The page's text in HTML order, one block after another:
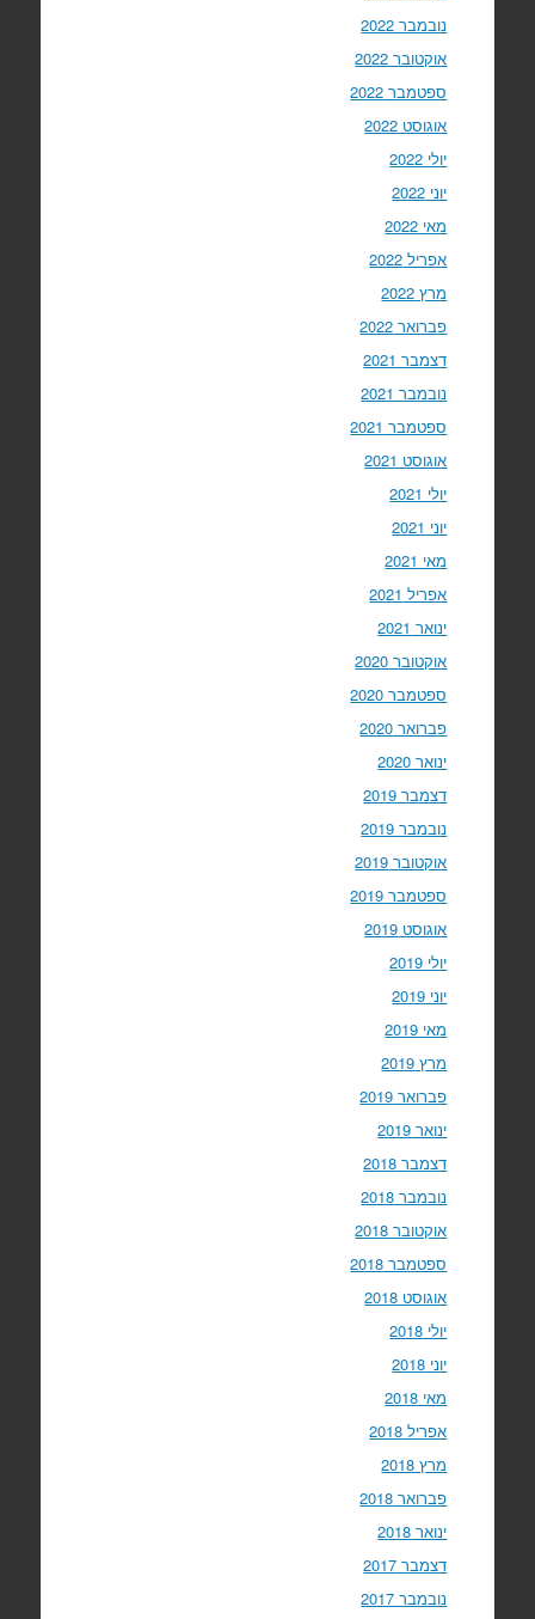
נובמבר 2022
אוקטובר 2022
ספטמבר 2022
אוגוסט 2022
יולי 2022
יוני 2022
מאי 2022
אפריל 2022
מרץ 2022
פברואר 2022
דצמבר 2021
נובמבר 2021
ספטמבר 2021
אוגוסט 2021
יולי 2021
יוני 2021
מאי 2021
אפריל 2021
ינואר 2021
אוקטובר 2020
ספטמבר 2020
פברואר 2020
ינואר 2020
דצמבר 2019
נובמבר 2019
אוקטובר 2019
ספטמבר 2019
אוגוסט 2019
יולי 2019
יוני 2019
מאי 2019
מרץ 2019
פברואר 2019
ינואר 2019
דצמבר 2018
נובמבר 2018
אוקטובר 2018
ספטמבר 2018
אוגוסט 2018
יולי 2018
יוני 2018
מאי 2018
אפריל 2018
מרץ 2018
פברואר 2018
ינואר 2018
דצמבר 2017
נובמבר 2017